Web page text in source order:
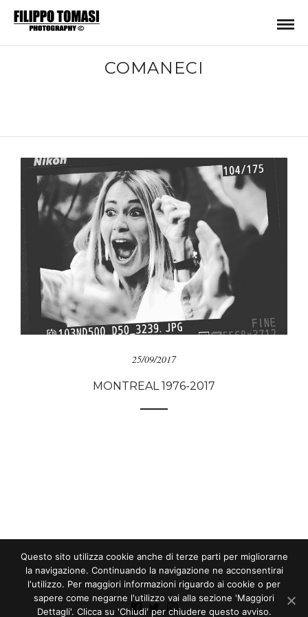
COMANECI
25/09/2017
MONTREAL 1976-2017
Questo sito utilizza cookie anche di terze parti per migliorarne
la navigazione. Continuando la navigazione ne acconsentirai
l'utilizzo. Per maggiori informazioni riguardo ai cookie o per
sapere come negarne l'utilizzo vai alla sezione 'Maggiori
Dettagli'. Clicca su 'Chiudi' per chiudere questo avviso.